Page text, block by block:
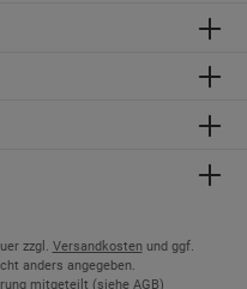
zzgl. Versandkostenund ggf.
anders angegeben.
mitgeteilt (siehe AGB)